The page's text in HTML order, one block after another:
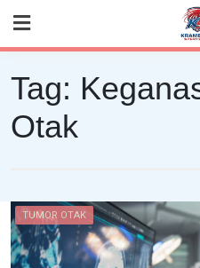
content
Tag:
Otak
TUMOR OTAK